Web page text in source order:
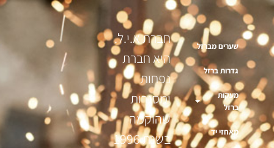
שערים מברזל
גדרות ברזל
מעקות
ברזל
מאחזי יד
חברת א.י.ל.
היא חברת
נפחות
ומסגרות
שהוקמה
בשנת 1996